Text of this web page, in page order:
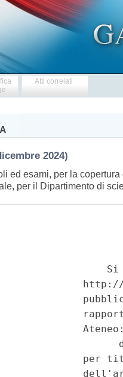
Atti correlati
2024)
ed esami, per la
per il Dipartimento di